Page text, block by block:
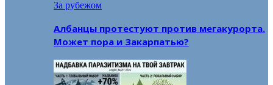
За рубежом
Албанцы протестуют против мегакурорта.
Может пора и Закарпатью?